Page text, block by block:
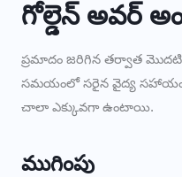
గోల్డెన్ అవర్
ప్రమాదం జరిగిన తర్వాత మొదటి
సమయంలో సరైన వైద్య
చాలా ఎక్కువగా ఉంటాయి.
ముగింపు